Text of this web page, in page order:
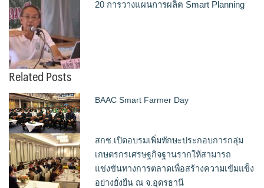
20 การวางแผนการผลิต Smart Planning
Related Posts
BAAC Smart Farmer Day
สกช.เปิดอบรมเพิ่มทักษะประกอบการกลุ่ม
เกษตรกรเศรษฐกิจฐานรากให้สามารถ
แข่งขันทางการตลาดเพื่อสร้างความเข้มแข็ง
อย่างยั่งยืน ณ จ.อุดรธานี